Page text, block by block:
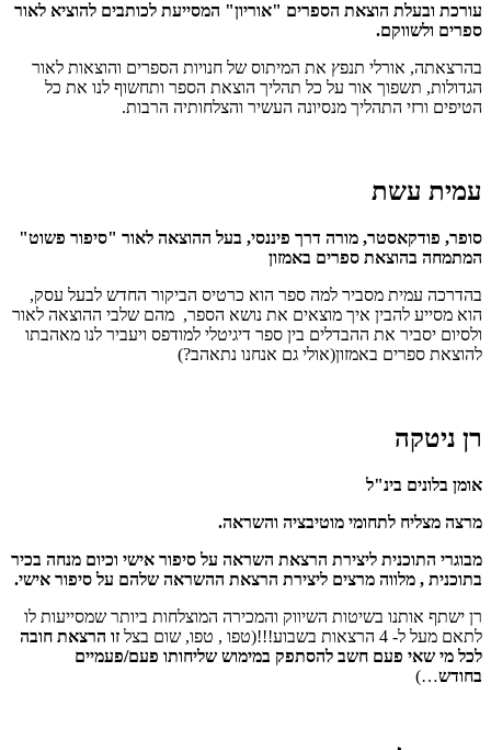
עורכת ובעלת הוצאת הספרים "אוריון" המסייעת לכותבים להוציא לאור
ספרים ולשווקם.
בהרצאתה, אורלי תנפץ את המיתוס של חנויות הספרים והוצאות לאור
הגדולות, תשפוך אור על כל תהליך הוצאת הספר ותחשוף לנו את כל
הטיפים ורזי התהליך מנסיונה העשיר והצלחותיה הרבות.
עמית עשת
סופר, פודקאסטר, מורה דרך פיננסי, בעל ההוצאה לאור "סיפור פשוט"
המתמחה בהוצאת ספרים באמזון
בהדרכה עמית מסביר למה ספר הוא כרטיס הביקור החדש לבעל עסק,
הוא מסייע להבין איך מוצאים את נושא הספר, מהם שלבי ההוצאה לאור
ולסיום יסביר את ההבדלים בין ספר דיגיטלי למודפס ויעביר לנו מאהבתו
להוצאת ספרים באמזון(אולי גם אנחנו נתאהב?)
רן ניטקה
אומן בלונים בינ"ל
מרצה מצליח לתחומי מוטיבציה והשראה.
מבוגרי התוכנית ליצירת הרצאת השראה על סיפור אישי וכיום מנחה בכיר
בתוכנית , מלווה מרצים ליצירת הרצאת ההשראה שלהם על סיפור אישי.
רן ישתף אותנו בשיטות השיווק והמכירה המוצלחות ביותר שמסייעות לו
לתאם מעל ל- 4 הרצאות בשבוע!!!(טפו , טפו, שום בצל
זו הרצאת חובה
לכל מי שאי פעם חשב להסתפק במימוש שליחותו פעם/פעמיים
בחודש…)